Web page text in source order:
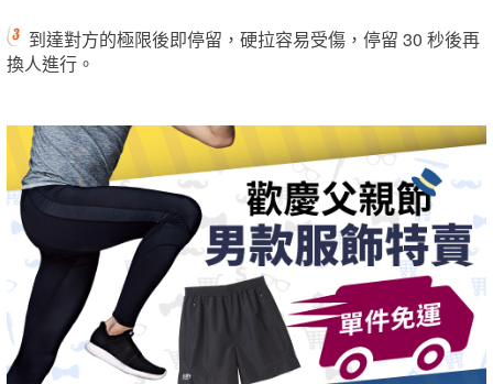
到達對方的極限後即停留，硬拉容易受傷，停留 30 秒後再
換人進行。